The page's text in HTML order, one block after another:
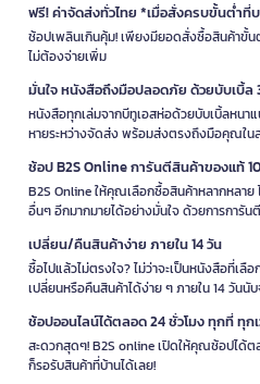
ฟรี! ค่าจัดส่งทั่วไทย *เมื่อสั่งครบขั้นต่ำที่
ช้อปเพลินเกินคุ้ม! เพียงมียอดสั่งซื้อสินค้าขั้
ไม่ต้องจ่ายเพิ่ม
มั่นใจ หนังสือถึงมือปลอดภัย ด้วยบับเบิ้ล
หนังสือทุกเล่มจากบีทูเอสห่อด้วยบับเบิ้ลหนา
หายระหว่างจัดส่ง พร้อมส่งตรงถึงมือคุณใ
ช้อป B2S Online การันตีสินค้าของแท้
B2S Online ให้คุณเลือกซื้อสินค้าหลากหลาย
อื่นๆ อีกมากมายได้อย่างมั่นใจ ด้วยการการั
เปลี่ยน/คืนสินค้าง่าย ภายใน 14 วัน
ซื้อไปแล้วไม่ตรงใจ? ไม่ว่าจะเป็นหนังสือที่
เปลี่ยนหรือคืนสินค้าได้ง่าย ๆ ภายใน 14 วันนั
ช้อปออนไลน์ได้ตลอด 24 ชั่วโมง ทุกที่ ทุก
สะดวกสุดๆ! B2S online เปิดให้คุณช้อปได้
ก็รอรับสินค้าที่บ้านได้เลย!